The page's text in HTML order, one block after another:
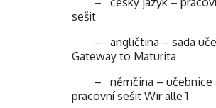
sešit
– angličtina – sada
Gateway to Maturita
– němčina – učebnice
pracovní sešit Wir alle 1